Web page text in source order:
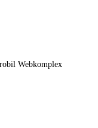
Webkomplex